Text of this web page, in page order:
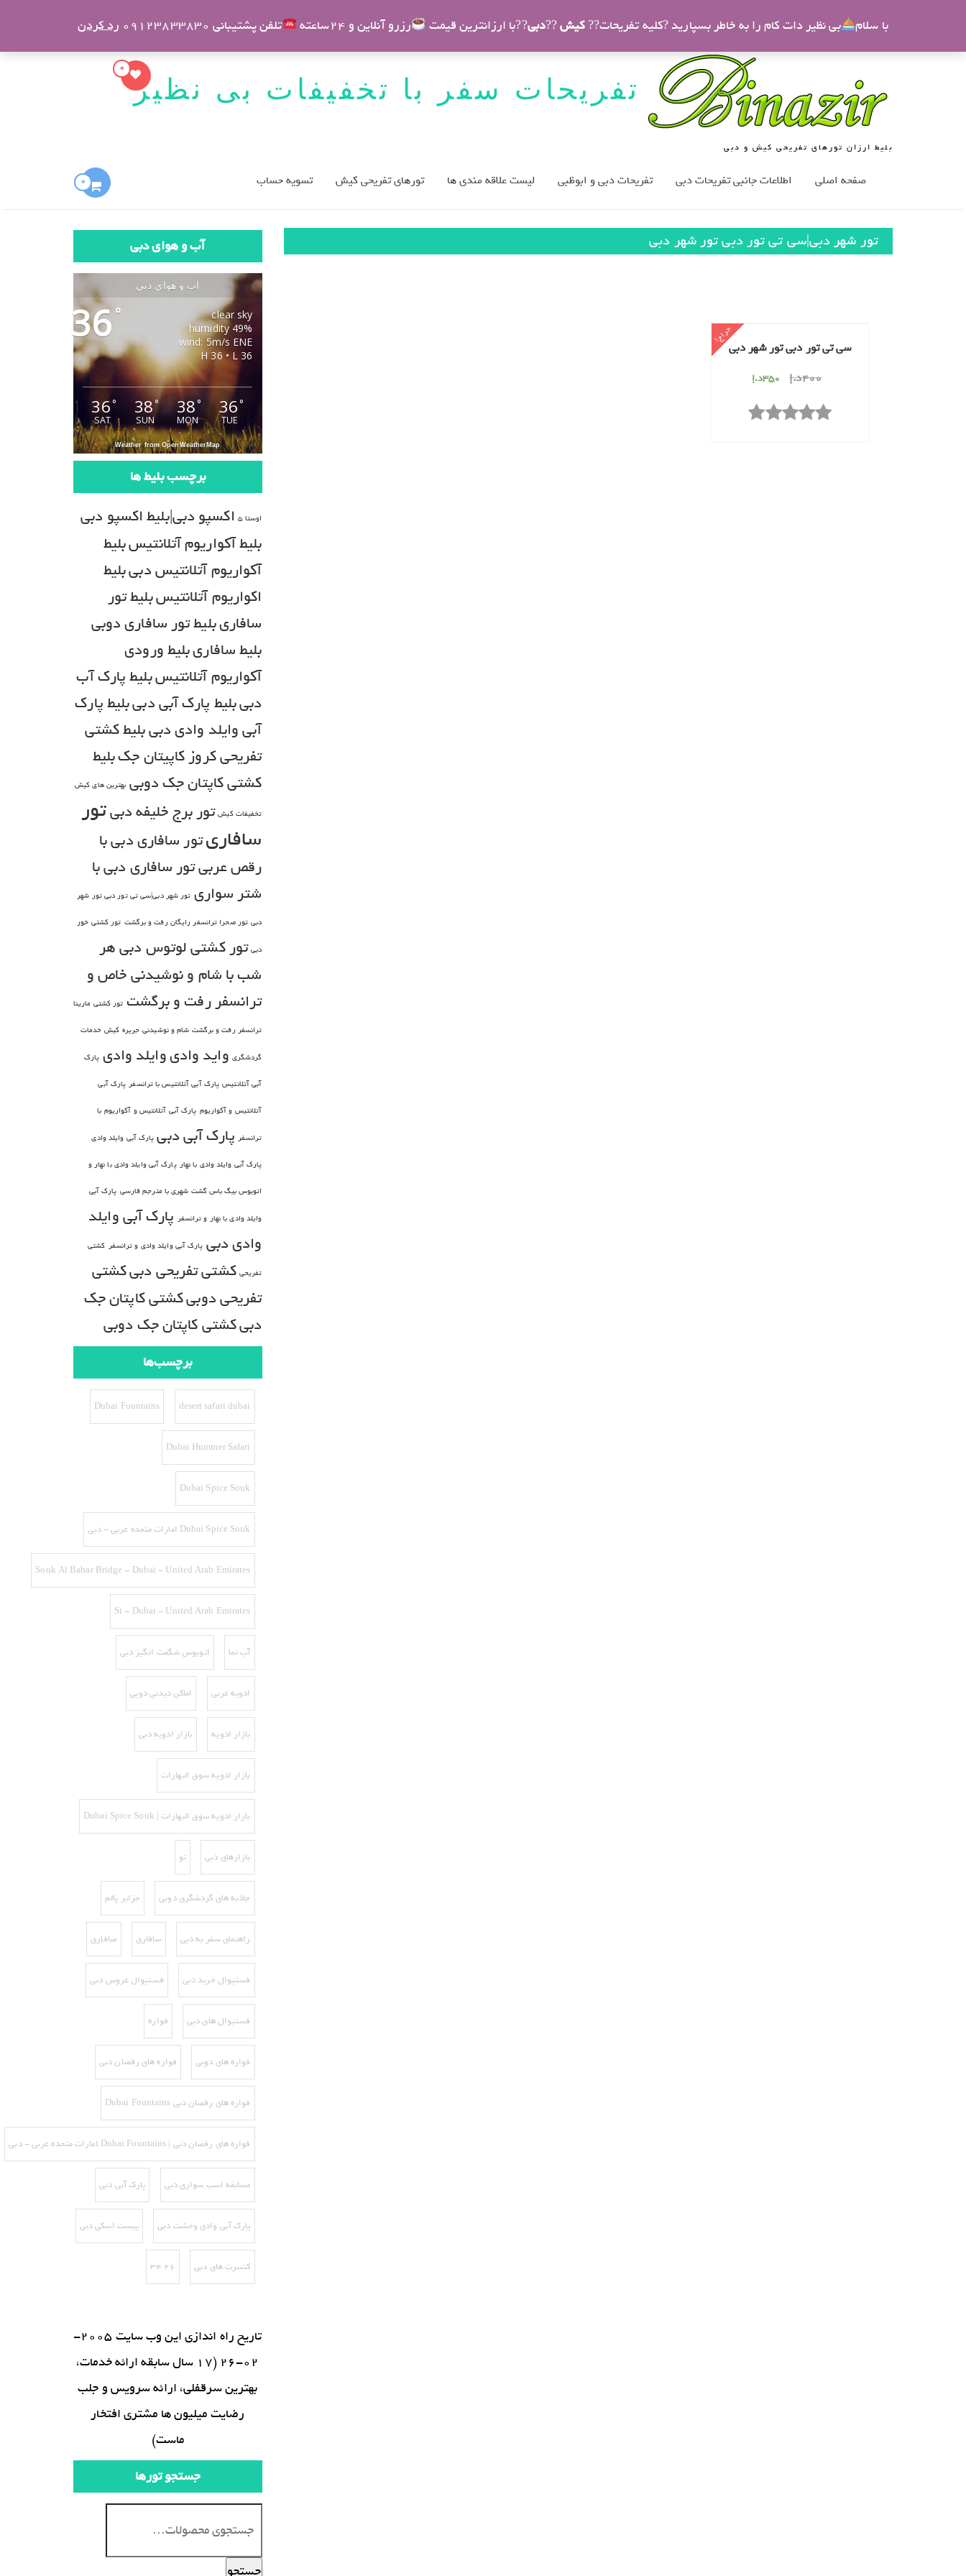
09123833830 بی نظیر 9 الی 21 ثبت نام
تفریحات سفر با تخفیفات بی نظیر
بلیط ارزان تورهای تفریحی کیش و دبی
0
0 صفحه اصلی اطلاعات جانبی تفریحات دبی تفریحات دبی و ابوظبی لیست علاقه مندی ها تورهای تفریحی کیش تسویه حساب
تور شهر دبی|سی تی تور دبی تور شهر دبی
حراج!
سی تی تور دبی تور شهر دبی
400د.إ 350د.إ
آب و هوای دبی
آب و هوای دبی
36 °
clear sky
49% humidity
wind: 5m/s ENE
H 36 • L 36
36°
SAT
38°
SUN
38°
MON
36°
TUE
Weather from OpenWeatherMap
برچسب بلیط ها
اوستا 5
اکسپو دبی|بلیط اکسپو دبی
بلیط آکواریوم آتلانتیسبلیط
آکواریوم آتلانتیس دبیبلیط
اکواریوم آتلانتیسبلیط تور
سافاریبلیط تور سافاری دوبی
بلیط سافاریبلیط ورودی
آکواریوم آتلانتیسبلیط پارک آب
دبیبلیط پارک آبی دبیبلیط پارک
آبی وایلد وادی دبیبلیط کشتی
تفریحی کروز کاپیتان جکبلیط
کشتی کاپتان جک دوبی بهترین های کیش
تخفیفات کیش تور برج خلیفه دبیتور
سافاریتور سافاری دبی با
رقص عربیتور سافاری دبی با
شتر سواری تور شهر دبی|سی تی تور دبی تور شهر
دبی تور صحرا ترانسفر رایگان رفت و برگشت تور کشتی خور
دبی تور کشتی لوتوس دبی هر
شب با شام و نوشیدنی خاص و
ترانسفر رفت و برگشت تور کشتی مارینا
ترانسفر رفت و برگشت شام و نوشیدنی جریره کیش خدمات
گردشگری واید وادیوایلد وادی پارک
آبی آتلانتیس پارک آبی آتلانتیس با ترانسفر پارک آبی
آتلانتیس و آکواریوم پارک آبی آتلانتیس و آکواریوم با
ترانسفر پارک آبی دبی پارک آبی وایلد وادی
پارک آبی وایلد وادی با نهار پارک آبی وایلد وادی با نهار و
اتوبوس بیگ باس گشت شهری با مترجم فارسی پارک آبی
وایلد وادی با نهار و ترانسفر پارک آبی وایلد
وادی دبی پارک آبی وایلد وادی و ترانسفر کشتی
تفریحی کشتی تفریحی دبیکشتی
تفریحی دوبیکشتی کاپتان جک
دبیکشتی کاپتان جک دوبی
برچسب‌ها
desert safari dubai
Dubai Fountains
Dubai Hummer Safari
Dubai Spice Souk
Dubai Spice Souk امارات متحده عربی - دبی
Souk Al Bahar Bridge - Dubai - United Arab Emirates
St - Dubai - United Arab Emirates
آب نما اتوبوس شگفت انگیز دبی
ادویه عربی اماکن دیدنی دوبی
بازار ادویه بازار ادویه دبی
بازار ادویه سوق البهارات
بازار ادویه سوق البهارات | Dubai Spice Souk
بازارهای دبی تو
جاذبه های گردشگری دوبی جزایر پالم
راهنمای سفر به دبی سافاری صافاری
فستیوال خرید دبی فستیوال عروس دبی
فستیوال های دبی فواره
فواره های دوبی فواره های رقصان دبی
فواره های رقصان دبی Dubai Fountains
فواره های رقصان دبی | Dubai Fountains امارات متحده عربی - دبی
مسابقه اسب سواری دبی پارک آبی دبی
پارک آبی وادی وحشت دبی پیست اسکی دبی‌
کنسرت های دبی ۲۶ ۳۴
تاریخ راه اندازی این وب سایت 2005-
02-26 (17 سال سابقه ارائه خدمات،
بهترین سرقفلی، ارائه سرویس و جلب
رضایت میلیون ها مشتری افتخار
ماست)
جستجو تورها
جستجو
با سلام بی نظیر دات کام را به خاطر بسپارید ?کلیه تفریحات??کیش??دبی??با ارزانترین قیمت رزرو آنلاین و 24ساعته تلفن پشتیبانی 09123833830 رد کردن